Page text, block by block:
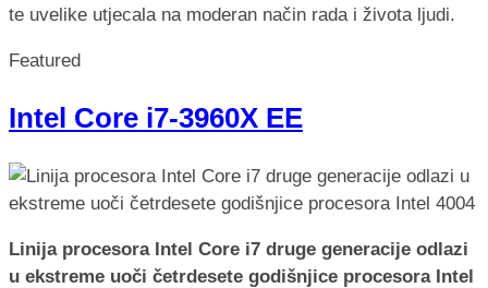
te uvelike utjecala na moderan način rada i života ljudi.
Featured
Intel Core i7-3960X EE
Linija procesora Intel Core i7 druge generacije odlazi
u ekstreme uoči četrdesete godišnjice procesora Intel